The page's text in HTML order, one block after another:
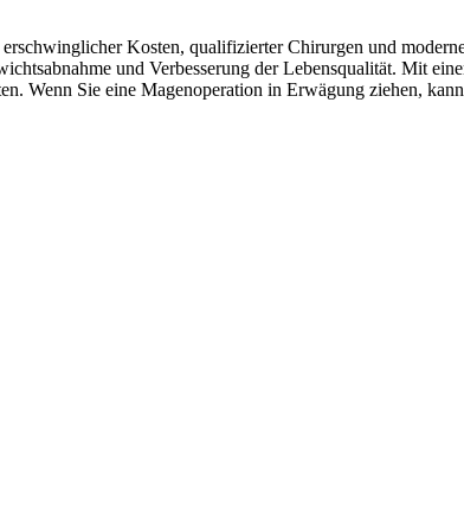
Kosten, qualifizierter Chirurgen und
und Verbesserung der Lebensqualität. Mit
Wenn Sie eine Magenoperation in Erwägung ziehen,